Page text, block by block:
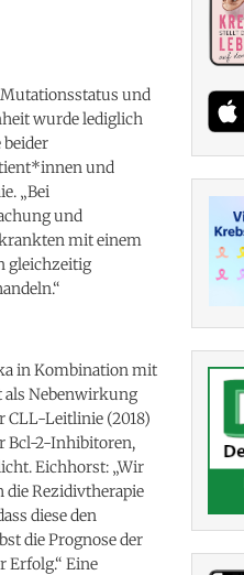
und
wurde lediglich
und
„Bei
und
mit einem
gleichzeitig
in Kombination mit
als Nebenwirkung
CLL-Leitlinie (2018)
Bcl-2-Inhibitoren,
Eichhorst: „Wir
Rezidivtherapie
diese den
die Prognose der
Erfolg.“ Eine